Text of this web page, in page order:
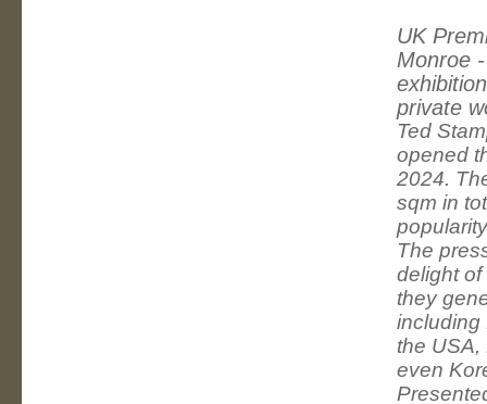
UK
Monroe
private
Ted
opened
2024.
sqm in
The
delight
they
including
the
even